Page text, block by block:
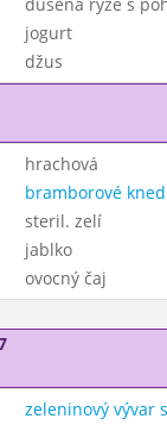
jogurt
džus
hrachová
bramborové
steril. zelí
jablko
ovocný čaj
zeleninový vývar